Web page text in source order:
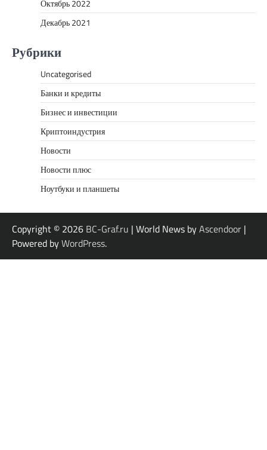
Октябрь 2022
Декабрь 2021
Рубрики
Uncategorised
Банки и кредиты
Бизнес и инвестиции
Криптоиндустрия
Новости
Новости плюс
Ноутбуки и планшеты
Copyright © 2026 BC-Graf.ru | World News byAscendoor |
Powered byWordPress.